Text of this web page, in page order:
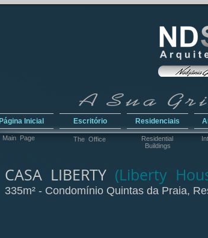
Página Inicial Escritório Residenciais
Main Page The Office
Residential
Buildings
CASA LIBERTY (Liberty
335m² - Condomínio Quintas da Praia,